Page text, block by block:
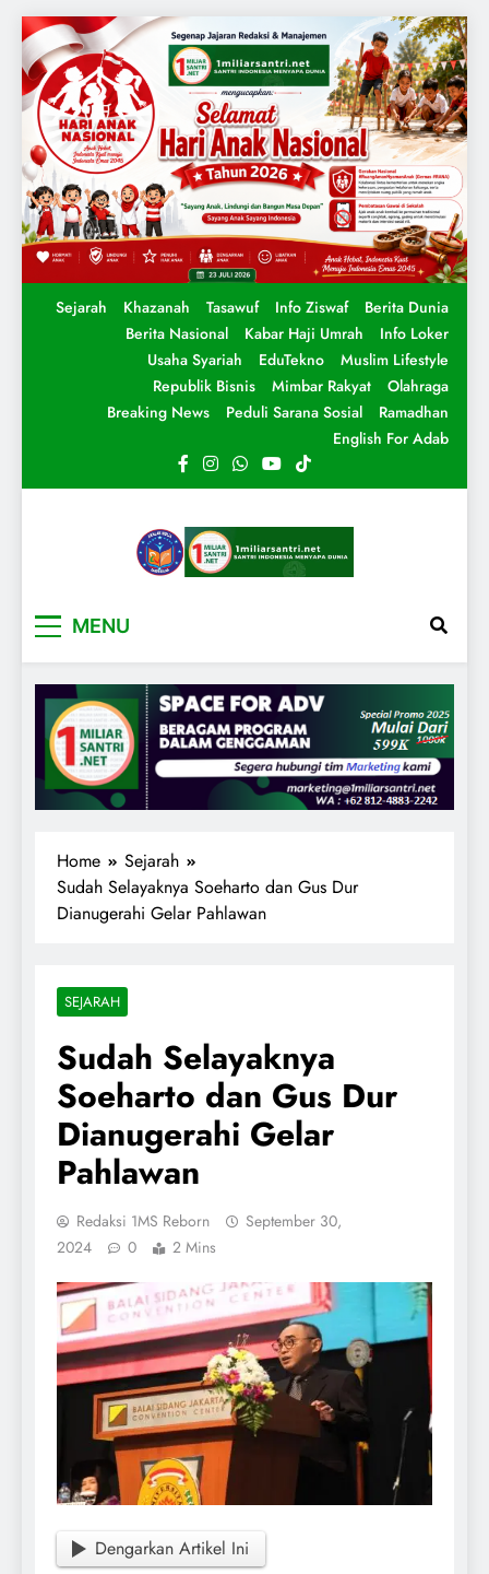
Sejarah Khazanah Tasawuf Info Ziswaf
Berita Dunia
Berita Nasional
Kabar Haji Umrah
Info Loker
Usaha Syariah
EduTekno
Muslim Lifestyle
Republik Bisnis
Mimbar Rakyat
Olahraga
Breaking News
Peduli Sarana Sosial
Ramadhan
English For Adab
MENU
Home
Sejarah
Sudah Selayaknya Soeharto dan Gus Dur
Dianugerahi Gelar Pahlawan
SEJARAH
Sudah Selayaknya
Soeharto dan Gus Dur
Dianugerahi Gelar
Pahlawan
Redaksi 1MS Reborn
September 30,
2024
0 2 Mins
Dengarkan Artikel Ini